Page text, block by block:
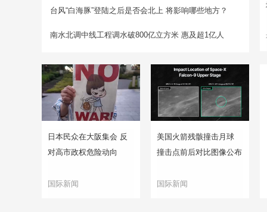
台风“白海豚”登陆之后是否会北上 将影响哪些地方？
南水北调中线工程调水破800亿立方米 惠及超1亿人
日本民众在大阪集会 反
对高市政权危险动向
国际新闻
美国火箭残骸撞击月球
撞击点前后对比图像公布
国际新闻